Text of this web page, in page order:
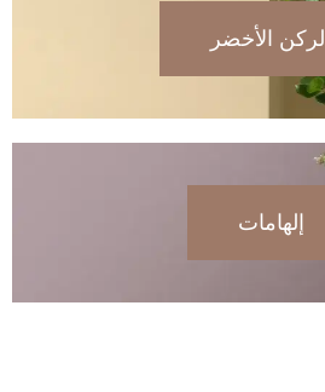
الركن الأخضر
إلهامات